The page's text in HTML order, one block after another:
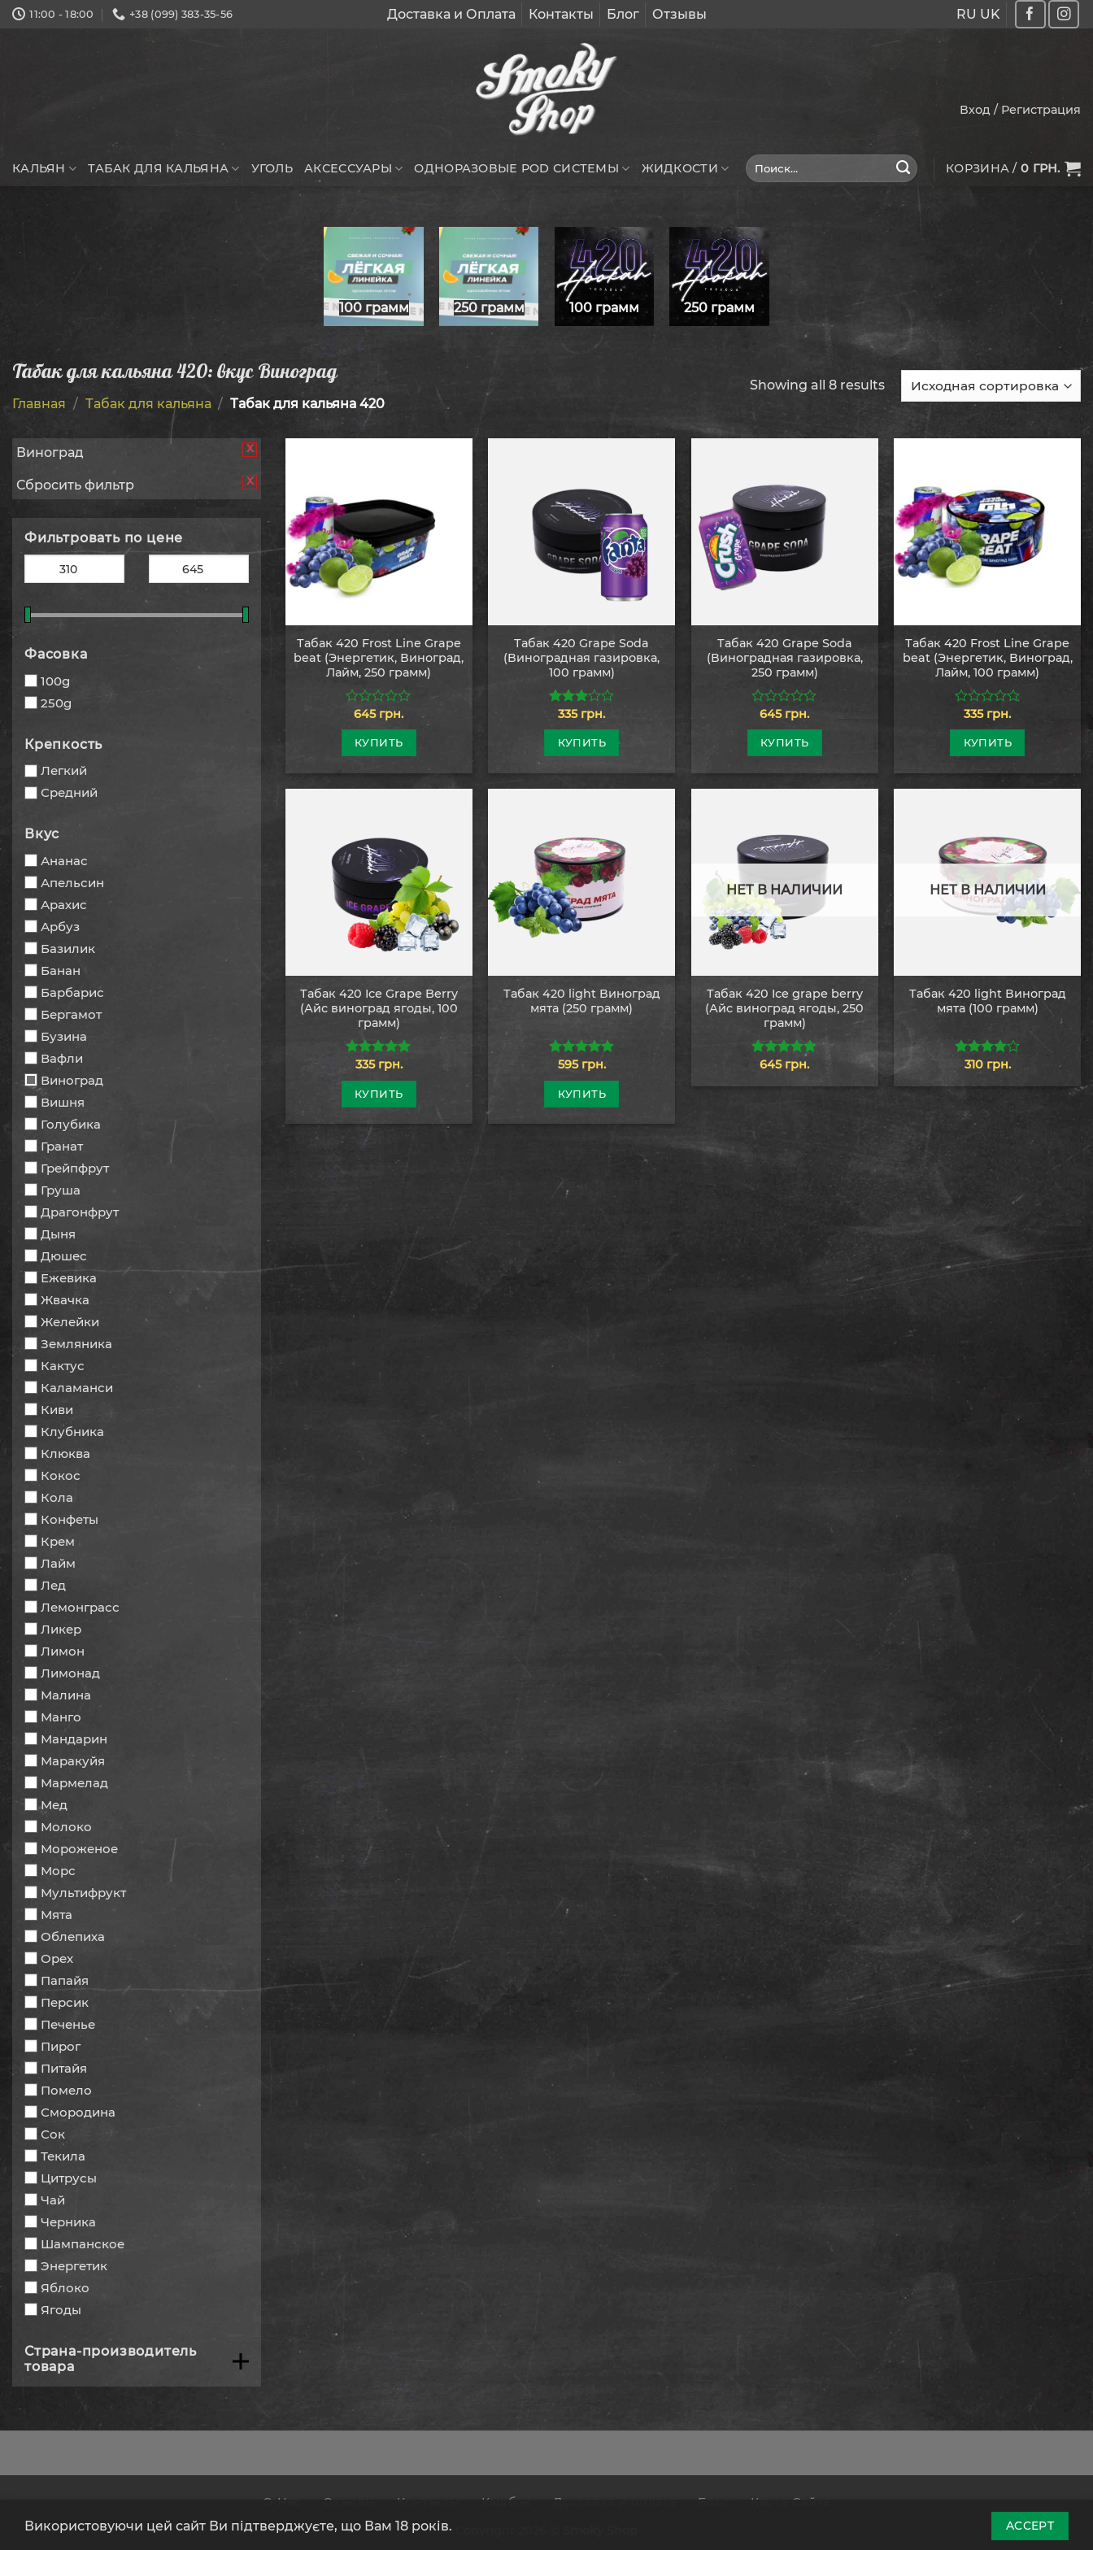
Skip 11:00 - 18:00 +38 (099) 383-35-56 Доставка и Оплата Контакты Блог Отзывы RU UK
Вход / Регистрация
КАЛЬЯН ТАБАК ДЛЯ КАЛЬЯНА УГОЛЬ АКСЕССУАРЫ ОДНОРАЗОВЫЕ POD СИСТЕМЫ ЖИДКОСТИ Искать: КОРЗИНА / 0 ГРН.
100 грамм 250 грамм 100 грамм 250 грамм
Табак для кальяна 420: вкус Виноград
Главная / Табак для кальяна / Табак для кальяна 420
Showing all 8 results
Виноград x
Сбросить фильтр x
Фильтровать по цене
Фасовка
100g
250g
Крепкость
Легкий
Средний
Вкус
Ананас
Апельсин
Арахис
Арбуз
Базилик
Банан
Барбарис
Бергамот
Бузина
Вафли
Виноград
Вишня
Голубика
Гранат
Грейпфрут
Груша
Драгонфрут
Дыня
Дюшес
Ежевика
Жвачка
Желейки
Земляника
Кактус
Каламанси
Киви
Клубника
Клюква
Кокос
Кола
Конфеты
Крем
Лайм
Лед
Лемонграсс
Ликер
Лимон
Лимонад
Малина
Манго
Мандарин
Маракуйя
Мармелад
Мед
Молоко
Мороженое
Морс
Мультифрукт
Мята
Облепиха
Орех
Папайя
Персик
Печенье
Пирог
Питайя
Помело
Смородина
Сок
Текила
Цитрусы
Чай
Черника
Шампанское
Энергетик
Яблоко
Ягоды
Страна-производитель
товара
Табак 420 Frost Line Grape
beat (Энергетик, Виноград,
Лайм, 250 грамм)
из
645 грн.
КУПИТЬ
Табак 420 Grape Soda
(Виноградная газировка,
100 грамм)
3.00
из 5
335 грн.
КУПИТЬ
Табак 420 Grape Soda
(Виноградная газировка,
250 грамм)
из
645 грн.
КУПИТЬ
Табак 420 Frost Line Grape
beat (Энергетик, Виноград,
Лайм, 100 грамм)
из
335 грн.
КУПИТЬ
Табак 420 Ice Grape Berry
(Айс виноград ягоды, 100
грамм)
5.00из 5
335 грн.
КУПИТЬ
Табак 420 light Виноград
мята (250 грамм)
5.00из 5
595 грн.
КУПИТЬ
НЕТ В НАЛИЧИИ
Табак 420 Ice grape berry
(Айс виноград ягоды, 250
грамм)
5.00из 5
645 грн.
НЕТ В НАЛИЧИИ
Табак 420 light Виноград
мята (100 грамм)
4.00из
310 грн.
О Нас Отзывы Контакты Кэшбэк Доставка и оплата Блог
Карта Сайта
Використовуючи цей сайт Ви підтверджуєте, що Вам 18 років. ACCEPT